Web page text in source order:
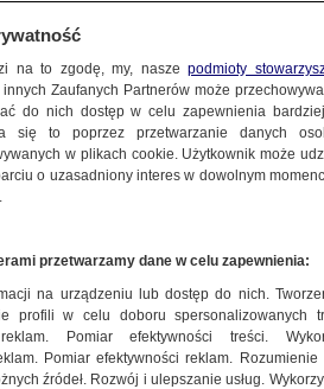
na to zgodę, my, naszepodmioty
innych Zaufanych Partnerów może
do nich dostęp w celu zapewnienia
się to poprzez przetwarzanie danych
w plikach cookie. Użytkownik może
o uzasadniony interes w dowolnym
przetwarzamy dane w celu zapewnienia:
na urządzeniu lub dostęp do nich.
profili w celu doboru spersonalizowanych
reklam. Pomiar efektywności treści.
Pomiar efektywności reklam.
źródeł. Rozwój i ulepszanie usług.